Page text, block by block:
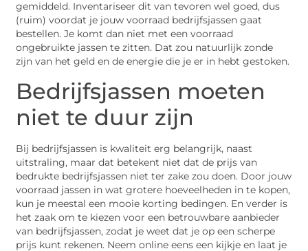
gemiddeld. Inventariseer dit van tevoren wel goed, dus
(ruim) voordat je jouw voorraad bedrijfsjassen gaat
bestellen. Je komt dan niet met een voorraad
ongebruikte jassen te zitten. Dat zou natuurlijk zonde
zijn van het geld en de energie die je er in hebt gestoken.
Bedrijfsjassen moeten
niet te duur zijn
Bij bedrijfsjassen is kwaliteit erg belangrijk, naast
uitstraling, maar dat betekent niet dat de prijs van
bedrukte bedrijfsjassen niet ter zake zou doen. Door jouw
voorraad jassen in wat grotere hoeveelheden in te kopen,
kun je meestal een mooie korting bedingen. En verder is
het zaak om te kiezen voor een betrouwbare aanbieder
van bedrijfsjassen, zodat je weet dat je op een scherpe
prijs kunt rekenen. Neem online eens een kijkje en laat je